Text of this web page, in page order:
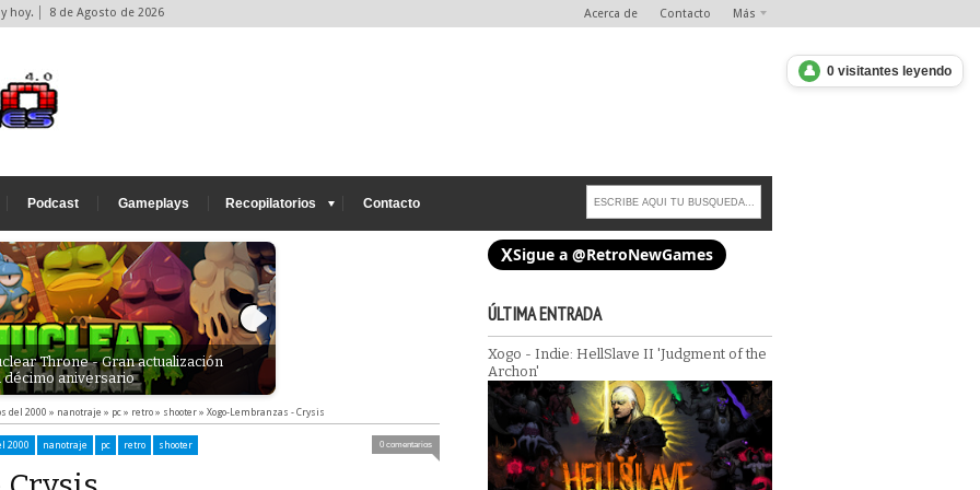
hoy. 8 de Agosto de 2026 Acerca de Contacto Más
Podcast Gameplays Recopilatorios Contacto
Throne - Gran actualización
décimo aniversario
Descargas - La primera traducción de "Abuse" a los
Xogo - Indie: Galactic Glitch 1.0
del 2000 » nanotraje » pc » retro » shooter » Xogo-Lembranzas - Crysis
2000 nanotraje pc retro shooter 0 comentarios
XSigue a @RetroNewGames
👤 0 visitantes leyendo
ÚLTIMA ENTRADA
Xogo - Indie: HellSlave II 'Judgment of the
Archon'